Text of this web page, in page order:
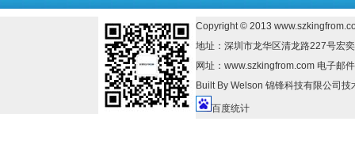
Copyright © 2013
地址：深圳市龙华区清龙路227号宏
网址：www.szkingfrom.com 电子邮
Built By Welson 锦锋科技有限公司技
百度统计